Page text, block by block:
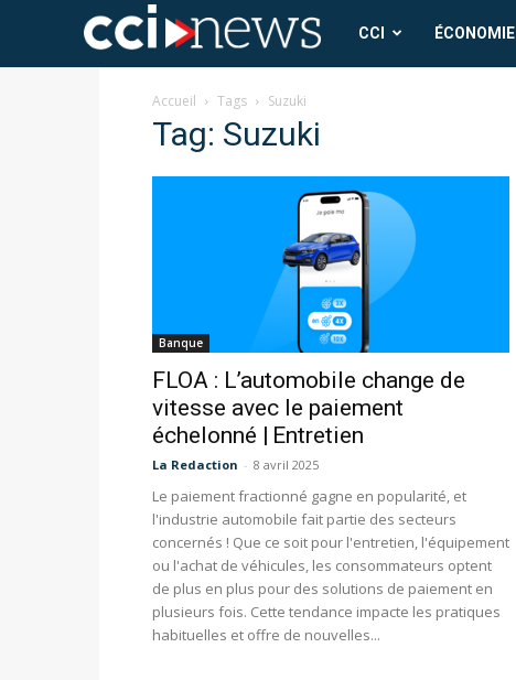
CCICCI ÉCONOMIE
Accueil Tags Suzuki
Tag: Suzuki
Banque
FLOA : L’automobile change de
vitesse avec le paiement
échelonné | Entretien
La Redaction - 8 avril 2025
Le paiement fractionné gagne en popularité, et
l'industrie automobile fait partie des secteurs
concernés ! Que ce soit pour l'entretien, l'équipement
ou l'achat de véhicules, les consommateurs optent
de plus en plus pour des solutions de paiement en
plusieurs fois. Cette tendance impacte les pratiques
habituelles et offre de nouvelles...